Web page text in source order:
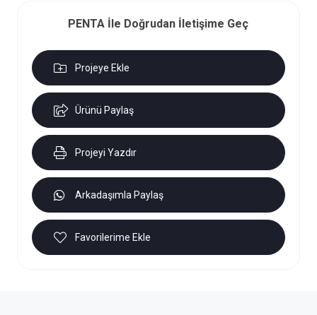
PENTA İle Doğrudan İletişime Geç
Projeye Ekle
Ürünü Paylaş
Projeyi Yazdır
Arkadaşımla Paylaş
Favorilerime Ekle